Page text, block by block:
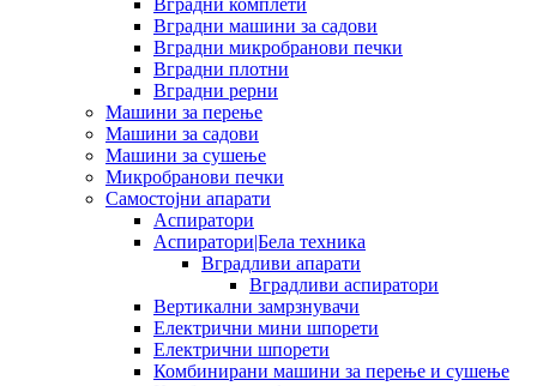
Вградни машини за садови
Вградни микробранови печки
Вградни плотни
Вградни рерни
Машини за перење
Машини за садови
Машини за сушење
Микробранови печки
Самостојни апарати
Аспиратори
Аспиратори|Бела техника
Вградливи апарати
Вградливи аспиратори
Вертикални замрзнувачи
Електрични мини шпорети
Електрични шпорети
Комбинирани машини за перење и сушење